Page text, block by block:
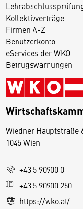
Kollektivverträge
Firmen A-Z
Benutzerkonto
eServices der WKO
Betrugswarnungen
Wiedner Hauptstraße
1045 Wien
+43 5 90900 0
+43 5 90900 250
https://wko.at/
D
s
e
S